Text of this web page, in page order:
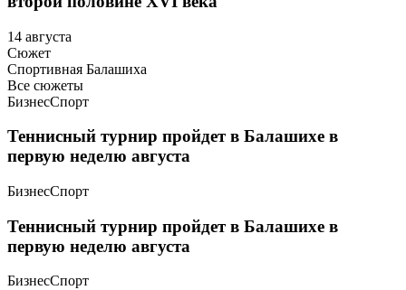
14 августа
Сюжет
Спортивная Балашиха
Все сюжеты
БизнесСпорт
Теннисный турнир пройдет в Балашихе в
первую неделю августа
БизнесСпорт
Теннисный турнир пройдет в Балашихе в
первую неделю августа
БизнесСпорт